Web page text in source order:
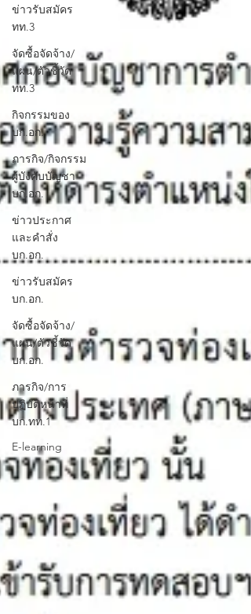
ข่าวรับสมัคร
ทท.3
จัดซื้อจัดจ้าง/
แผน/ตัวชี้วัด
ทท.3
กิจกรรมของ
บก.อก.
ภารกิจ/กิจกรรม
ผู้บังคับบัญชา
บก.อก.
ข่าวประกาศ
และคำสั่ง
บก.อก.
ข่าวรับสมัคร
บก.อก.
จัดซื้อจัดจ้าง/
แผน/ตัวชี้วัด
บก.อก.
ภารกิจ/การ
ปฏิบัติหน้าที่
บก.ทท.1
E-learning